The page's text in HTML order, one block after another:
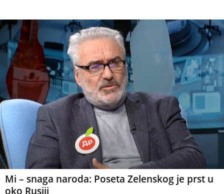
Mi – snaga naroda: Poseta Zelenskog je prst u
oko Rusiji